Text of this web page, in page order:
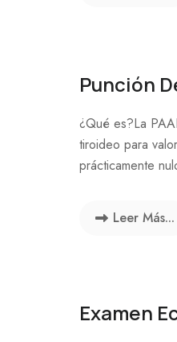
Punción
¿Qué es?La
tiroideo para
prácticamente
Leer Más...
Examen